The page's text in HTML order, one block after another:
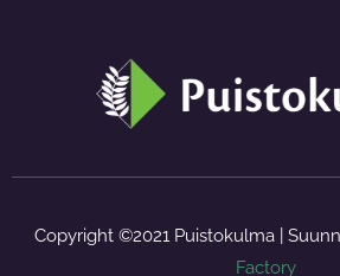
Copyright ©2021 Puistokulma |
Factory